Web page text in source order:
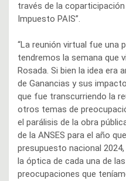
través de la
Impuesto PAIS”.
“La reunión virtual fue una
tendremos la semana que
Rosada. Si bien la idea era
de Ganancias y sus
que fue transcurriendo la
otros temas de
el parálisis de la obra
de la ANSES para el año
presupuesto nacional
la óptica de cada una de
preocupaciones que